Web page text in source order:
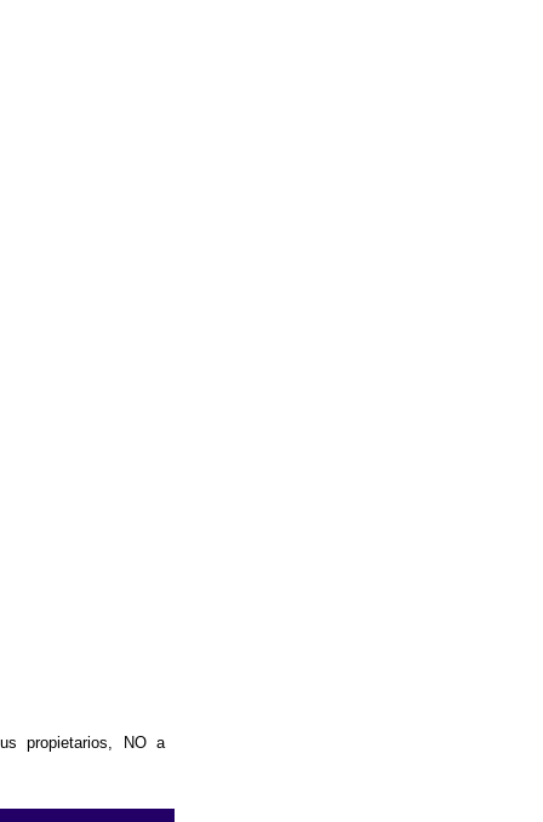
propietarios, NO a